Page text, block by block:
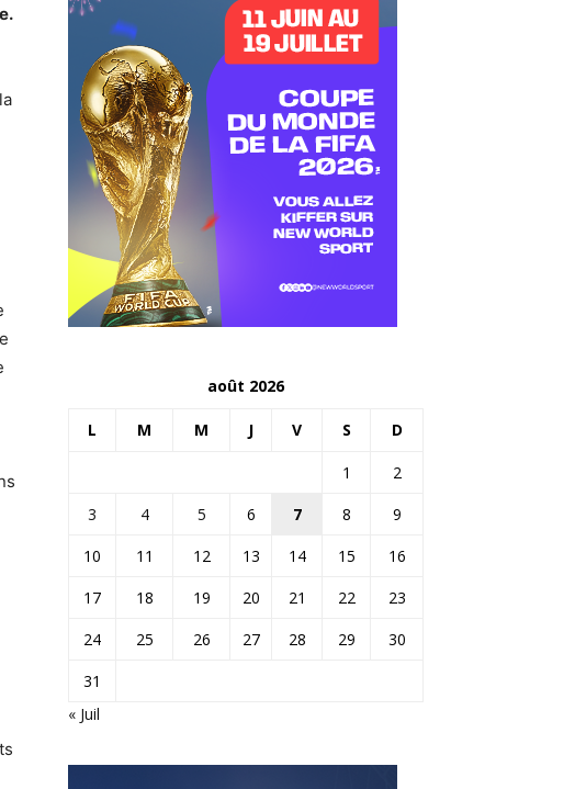
août 2026
L M M J V S D
1
2
3
4 5 6 7 8
9
10
11 12 13 14 15
16
17
18 19 20 21 22
23
24
25 26 27 28 29
30
31
« Juil